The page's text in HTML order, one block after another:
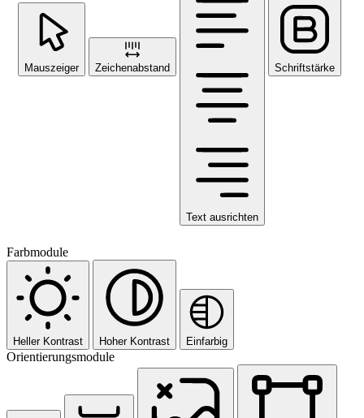
Mauszeiger Zeichenabstand
Text ausrichten
Schriftstärke
Farbmodule
Heller Kontrast Hoher Kontrast Einfarbig
Orientierungsmodule